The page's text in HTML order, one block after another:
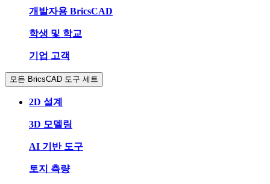
개발자용 BricsCAD
학생 및 학교
기업 고객
모든 BricsCAD 도구 세트
2D 설계
3D 모델링
AI 기반 도구
토지 측량